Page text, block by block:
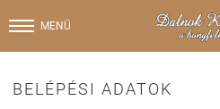
MENÜ
BELÉPÉSI ADATOK